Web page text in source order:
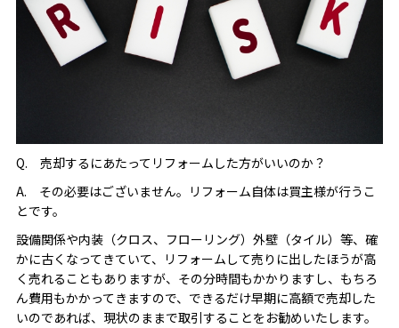
Q. 売却するにあたってリフォームした方がいいのか？
A. その必要はございません。リフォーム自体は買主様が行うこ
とです。
設備関係や内装（クロス、フローリング）外壁（タイル）等、確
かに古くなってきていて、リフォームして売りに出したほうが高
く売れることもありますが、その分時間もかかりますし、もちろ
ん費用もかかってきますので、できるだけ早期に高額で売却した
いのであれば、現状のままで取引することをお勧めいたします。